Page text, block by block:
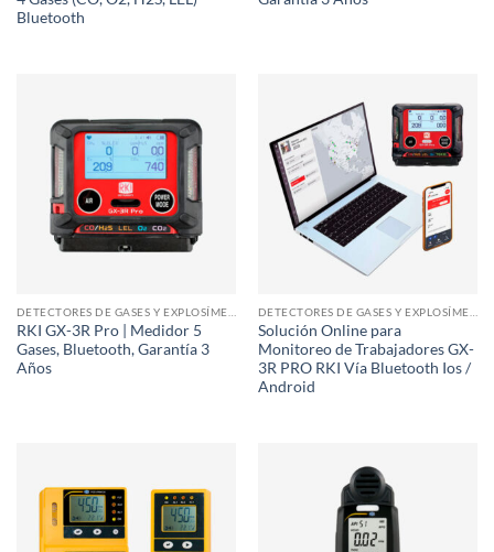
Bluetooth
RKI GX-3R Pro | Medidor 5
Gases, Bluetooth, Garantía 3
Años
Solución Online para
Monitoreo de Trabajadores GX-
3R PRO RKI Vía Bluetooth Ios /
Android